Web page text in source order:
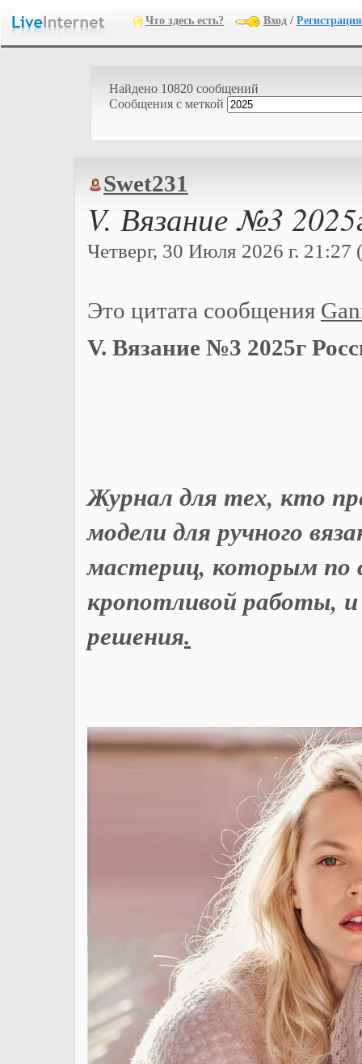
Что здесь есть? Вход / Регистрация
Найдено 10820 сообщений
Cообщения с меткой
Swet231
V. Вязание №3
Четверг, 30 Июля 2026 г. 21:27 (
Это цитата сообщения
V. Вязание №3 2025г
Журнал для тех, кто
модели для ручного
мастериц, которым по
кропотливой работы,
решения.